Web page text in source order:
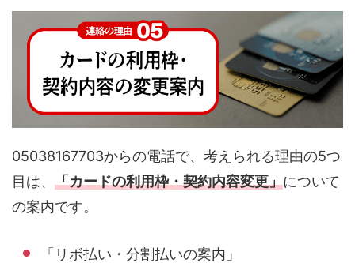
05038167703からの電話で、考えられる理由の5つ
目は、 「カードの利用枠・契約内容変更」について
の案内です。
「リボ払い・分割払いの案内」